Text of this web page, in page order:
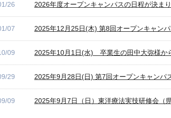
26 2026年度オープンキャンパスの日程が決ま
07 2025年12月25日(木) 第8回オープンキャン
09 2025年10月1日(水) 卒業生の田中大弥様か
29 2025年9月28日(日) 第7回オープンキャンパ
09 2025年9月7日（日）東洋療法実技研修会（